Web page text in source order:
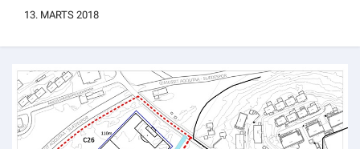
Om kommunen
13. MARTS 2018